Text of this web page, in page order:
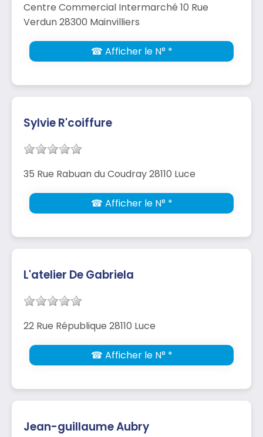
Centre Commercial Intermarché 10 Rue
Verdun 28300 Mainvilliers
☎ Afficher le N° *
Sylvie R'coiffure
35 Rue Rabuan du Coudray 28110 Luce
☎ Afficher le N° *
L'atelier De Gabriela
22 Rue République 28110 Luce
☎ Afficher le N° *
Jean-guillaume Aubry